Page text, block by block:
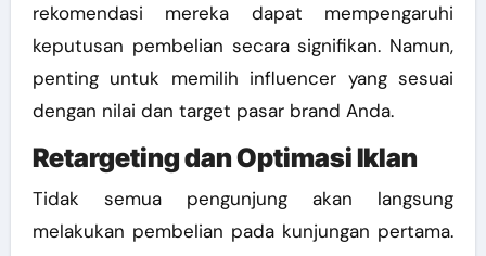
rekomendasi mereka dapat mempengaruhi
keputusan pembelian secara signifikan. Namun,
penting untuk memilih influencer yang sesuai
dengan nilai dan target pasar brand Anda.
Retargeting dan Optimasi Iklan
Tidak semua pengunjung akan langsung
melakukan pembelian pada kunjungan pertama.